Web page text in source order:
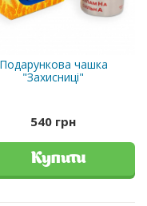
Подарункова чашка
"Захисниці"
540 грн
Купити